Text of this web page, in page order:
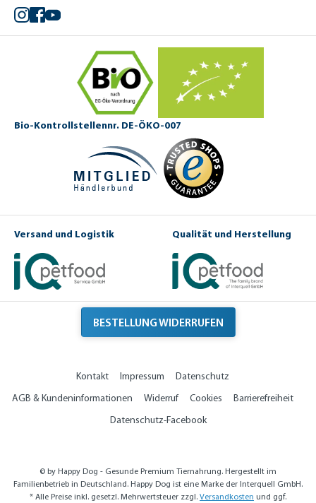
Instagram
Facebook
YouTube
Bio-Kontrollstellennr. DE-ÖKO-007
Versand und Logistik Qualität und Herstellung
BESTELLUNG WIDERRUFEN
Kontakt Impressum
Datenschutz
AGB & Kundeninformationen
Widerruf Cookies
Barrierefreiheit
Datenschutz-Facebook
© by Happy Dog - Gesunde Premium Tiernahrung. Hergestellt im
Familienbetrieb in Deutschland. Happy Dog ist eine Marke der Interquell GmbH.
* Alle Preise inkl. gesetzl. Mehrwertsteuer zzgl. Versandkosten und ggf.